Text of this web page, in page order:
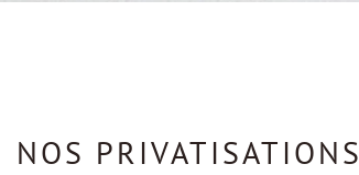
NOS PRIVATISATIONS